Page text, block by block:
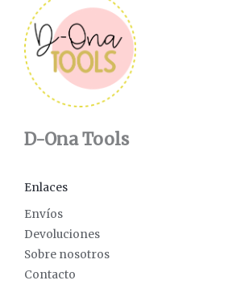
D-Ona Tools
Enlaces
Envíos
Devoluciones
Sobre nosotros
Contacto